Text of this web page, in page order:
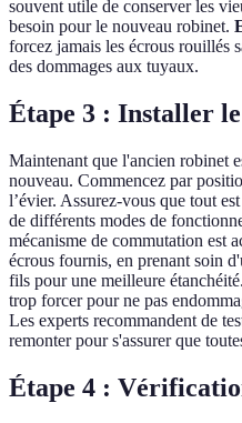
souvent utile de conserver les
besoin pour le nouveau robinet.
forcez jamais les écrous rouillés
des dommages aux tuyaux.
Étape 3 : Installer
Maintenant que l'ancien robinet
nouveau. Commencez par
l’évier. Assurez-vous que tout
de différents modes de
mécanisme de commutation est
écrous fournis, en prenant soin
fils pour une meilleure
trop forcer pour ne pas
Les experts recommandent de
remonter pour s'assurer que
Étape 4 :